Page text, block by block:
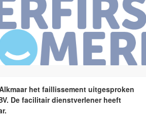
het faillissement uitgesproken
De facilitair dienstverlener heeft